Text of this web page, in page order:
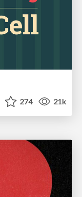
274 21k